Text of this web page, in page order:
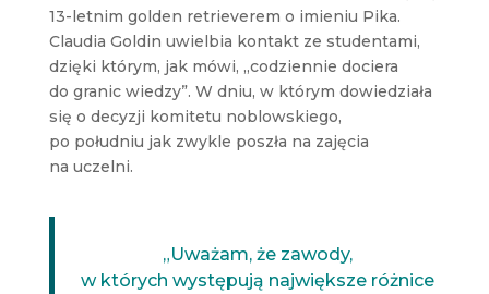
13-letnim golden retrieverem o imieniu Pika.
Claudia Goldin uwielbia kontakt ze studentami,
dzięki którym, jak mówi, „codziennie dociera
do granic wiedzy”. W dniu, w którym dowiedziała
się o decyzji komitetu noblowskiego,
po południu jak zwykle poszła na zajęcia
na uczelni.
„Uważam, że zawody,
w których występują największe różnice